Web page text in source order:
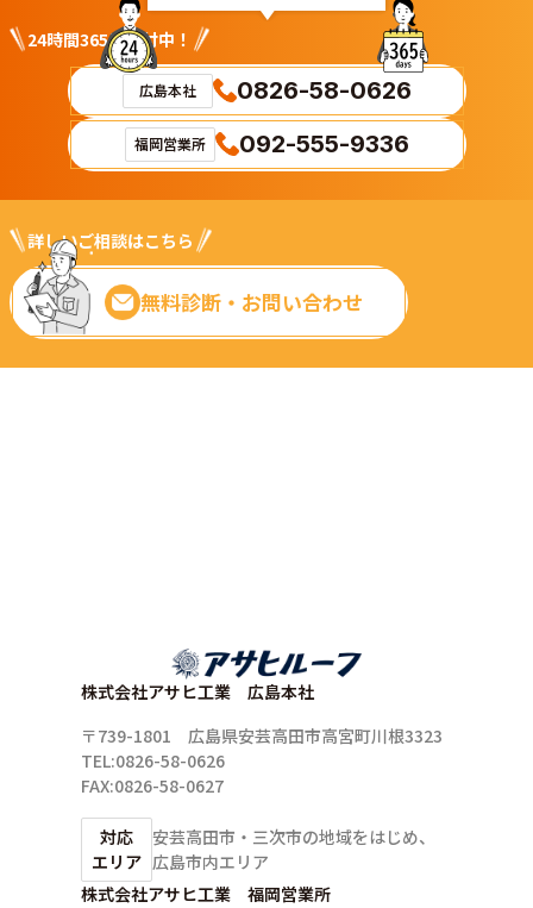
24時間365日受付中！
広島本社 0826-58-0626
福岡営業所 092-555-9336
詳しいご相談はこちら
無料診断・お問い合わせ
株式会社アサヒ工業 広島本社
〒739-1801 広島県安芸高田市高宮町川根3323
TEL:0826-58-0626
FAX:0826-58-0627
対応
エリア
安芸高田市・三次市の地域をはじめ、
広島市内エリア
株式会社アサヒ工業 福岡営業所